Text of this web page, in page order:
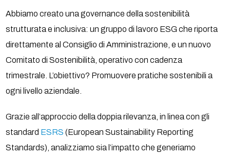
Abbiamo creato una governance della sostenibilità
strutturata e inclusiva: un gruppo di lavoro ESG che riporta
direttamente al Consiglio di Amministrazione, e un nuovo
Comitato di Sostenibilità, operativo con cadenza
trimestrale. L’obiettivo? Promuovere pratiche sostenibili a
ogni livello aziendale.
Grazie all’approccio della doppia rilevanza, in linea con gli
standard ESRS (European Sustainability Reporting
Standards), analizziamo sia l’impatto che generiamo